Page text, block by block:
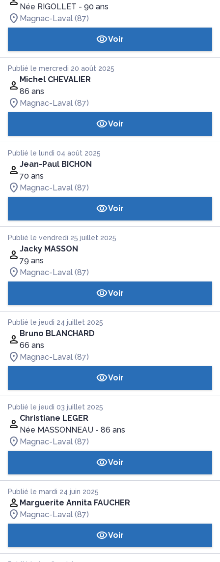
Née RIGOLLET - 90 ans
Magnac-Laval (87)
Voir
Publié le mercredi 20 août 2025
Michel CHEVALIER
86 ans
Magnac-Laval (87)
Voir
Publié le lundi 04 août 2025
Jean-Paul BICHON
70 ans
Magnac-Laval (87)
Voir
Publié le vendredi 25 juillet 2025
Jacky MASSON
79 ans
Magnac-Laval (87)
Voir
Publié le jeudi 24 juillet 2025
Bruno BLANCHARD
66 ans
Magnac-Laval (87)
Voir
Publié le jeudi 03 juillet 2025
Christiane LEGER
Née MASSONNEAU - 86 ans
Magnac-Laval (87)
Voir
Publié le mardi 24 juin 2025
Marguerite Annita FAUCHER
Magnac-Laval (87)
Voir